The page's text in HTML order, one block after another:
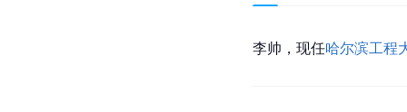
李帅，现任哈尔滨工程